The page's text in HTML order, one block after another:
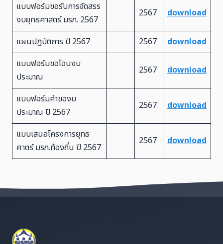
แบบฟอร์มขอรับการจัดสรร
งบยุทธศาสตร์ มรภ. 2567
2567 download
แผนปฏิบัติการ ปี 2567 2567
download
แบบฟอร์มขอโอนงบ
ประมาณ
2567 download
แบบฟอร์มคำของบ
ประมาณ ปี 2567
2567 download
แบบเสนอโครงการยุทธ
ศาตร์ มรภ.ท้องถิ่น ปี 2567
2567 download